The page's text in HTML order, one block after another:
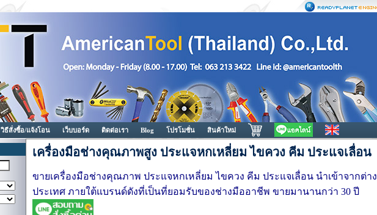
วิธีสั่งซื้อ/แจ้งโอน เว็บบอร์ด ติดต่อเรา Blog โปรโมชั่น สินค้าใหม่
เครื่องมือช่างคุณภาพสูง ประแจหกเหลี่ยม ไขควง คีม ประแจเลื่อน
ขายเครื่องมือช่างคุณภาพ ประแจหกเหลี่ยม ไขควง คีม ประแจเลื่อน นำเข้าจากต่าง
ประเทศ ภายใต้แบรนด์ดังที่เป็นที่ยอมรับของช่างมืออาชีพ ขายมานานกว่า 30 ปี